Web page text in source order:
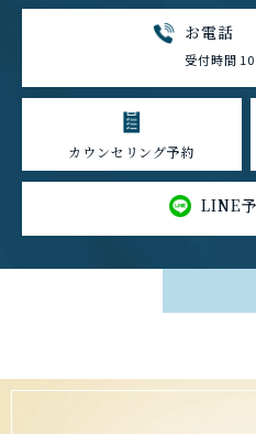
お電話
受付時間
カウンセリング予約
LINE